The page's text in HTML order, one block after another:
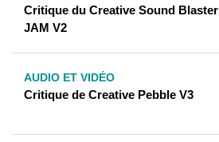
Critique du Creative Sound Blaster
JAM V2
AUDIO ET VIDÉO
Critique de Creative Pebble V3